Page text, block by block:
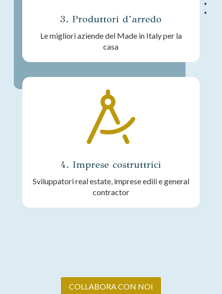
3. Produttori d’arredo
Le migliori aziende del Made in Italy per la
casa
4. Imprese costruttrici
Sviluppatori real estate, imprese edili e general
contractor
COLLABORA CON NOI